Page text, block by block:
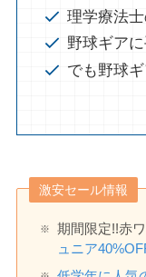
理学療法
野球ギア
でも野球
激安セール情報
期間限定!!赤
ュニア